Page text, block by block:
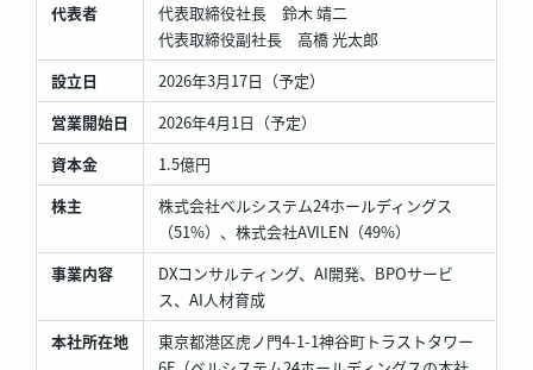
代表者
代表取締役社長 鈴木 靖二
代表取締役副社長 高橋 光太郎
設立日
2026年3月17日（予定）
営業開始日
2026年4月1日（予定）
資本金
1.5億円
株主
株式会社ベルシステム24ホールディングス
（51%）、株式会社AVILEN（49%）
事業内容
DXコンサルティング、AI開発、BPOサービ
ス、AI人材育成
本社所在地
東京都港区虎ノ門4-1-1神谷町トラストタワー